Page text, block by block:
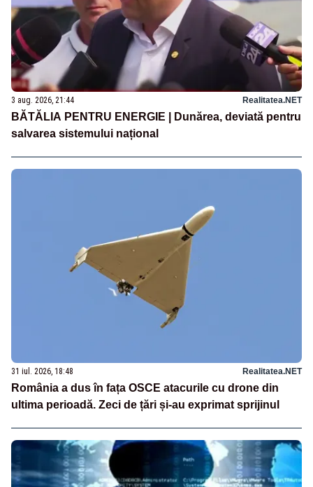
3 aug. 2026, 21:44 Realitatea.NET
BĂTĂLIA PENTRU ENERGIE | Dunărea, deviată pentru
salvarea sistemului național
31 iul. 2026, 18:48 Realitatea.NET
România a dus în fața OSCE atacurile cu drone din
ultima perioadă. Zeci de țări și-au exprimat sprijinul